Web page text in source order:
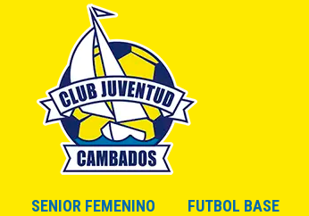
SENIOR FEMENINO FUTBOL BASE
PRIMER EQUIPO